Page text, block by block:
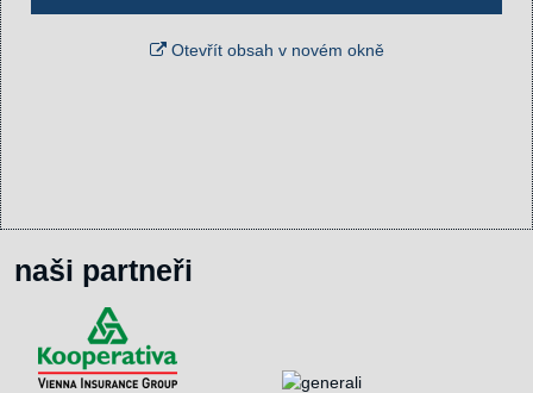
Otevřít obsah v novém okně
naši partneři